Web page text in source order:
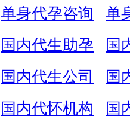
单身代孕咨询 单
国内代生助孕 国
国内代生公司 国
国内代怀机构 国